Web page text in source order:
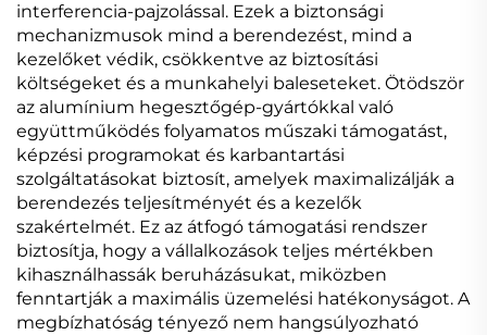
interferencia-pajzolással. Ezek a biztonsági
mechanizmusok mind a berendezést, mind a
kezelőket védik, csökkentve az biztosítási
költségeket és a munkahelyi baleseteket. Ötödször
az alumínium hegesztőgép-gyártókkal való
együttműködés folyamatos műszaki támogatást,
képzési programokat és karbantartási
szolgáltatásokat biztosít, amelyek maximalizálják a
berendezés teljesítményét és a kezelők
szakértelmét. Ez az átfogó támogatási rendszer
biztosítja, hogy a vállalkozások teljes mértékben
kihasználhassák beruházásukat, miközben
fenntartják a maximális üzemelési hatékonyságot. A
megbízhatóság tényező nem hangsúlyozható